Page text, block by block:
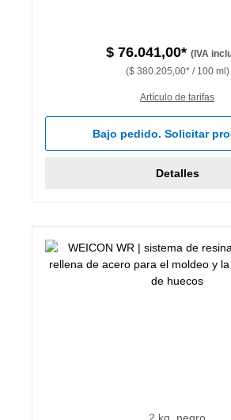
$ 76.041,00* (IVA
($ 380.205,00* / 100 ml)
Artículo de tarifas
Bajo pedido. Solicitar
Detalles